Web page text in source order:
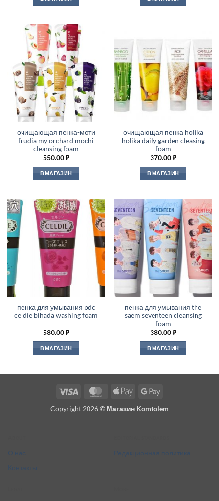
очищающая пенка-моти
frudia my orchard mochi
cleansing foam
550.00₽
В МАГАЗИН
очищающая пенка holika
holika daily garden cleasing
foam
370.00₽
В МАГАЗИН
пенка для умывания pdc
celdie bihada washing foam
580.00₽
В МАГАЗИН
пенка для умывания the
saem seventeen cleansing
foam
380.00₽
В МАГАЗИН
Visa MasterCardApple
Google
Copyright 2026 © Магазин Komtolem
О нас
Контакты
Редакционная политика